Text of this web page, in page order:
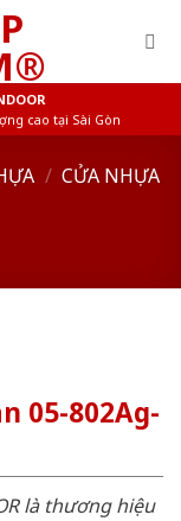
cao tại Sài Gòn
/ CỬA NHỰA
05-802Ag-
là thương hiệu